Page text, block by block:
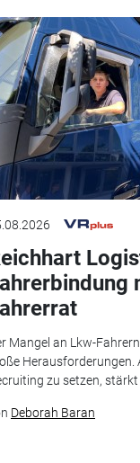
Mangel an Lkw-
zu setzen,
Deborah Baran